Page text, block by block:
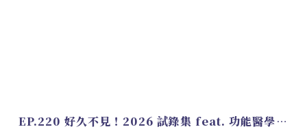
EP.220 好久不見！2026 試錄集 feat. 功能醫學營養師 美寶